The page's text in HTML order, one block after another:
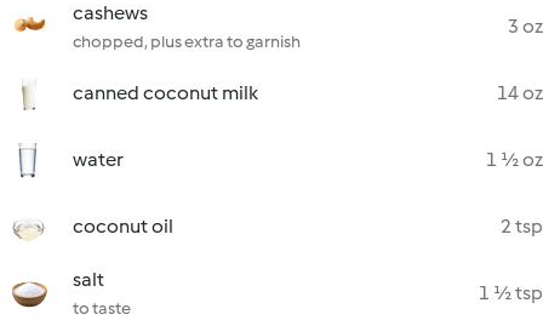
cashews
chopped, plus extra to garnish
3 oz
canned coconut milk 14 oz
water 1 ½ oz
coconut oil 2 tsp
salt
to taste
1 ½ tsp